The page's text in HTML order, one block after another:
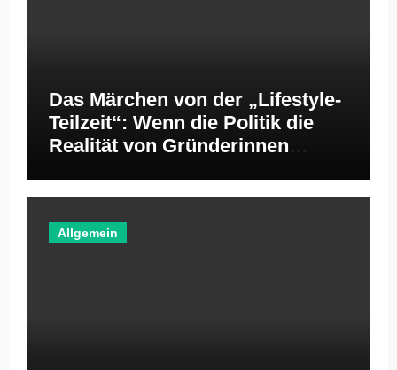
Das Märchen von der „Lifestyle-
Teilzeit“: Wenn die Politik die
Realität von Gründerinnen
Allgemein